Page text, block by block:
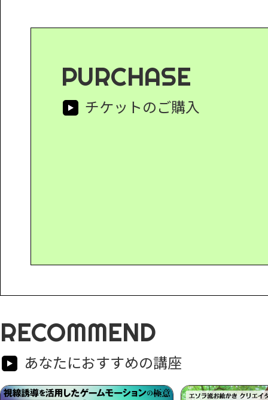
PURCHASE
チケットのご購入
RECOMMEND
あなたにおすすめの講座